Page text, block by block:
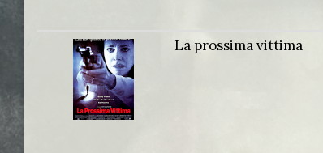
La prossima vittima